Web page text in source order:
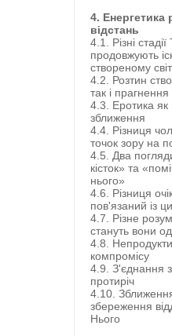
4. Енергетика
відстань
4.1. Різні
продовжують
створеному
4.2. Розтин
так і
4.3. Еротика як
зближення
4.4. Різниця
точок зору на
4.5. Два
кісток» та
нього»
4.6. Різниця
пов'язаний із
4.7. Різне
стануть вони
4.8.
компромісу
4.9. З'єднання
протиріч
4.10.
збереження
Нього